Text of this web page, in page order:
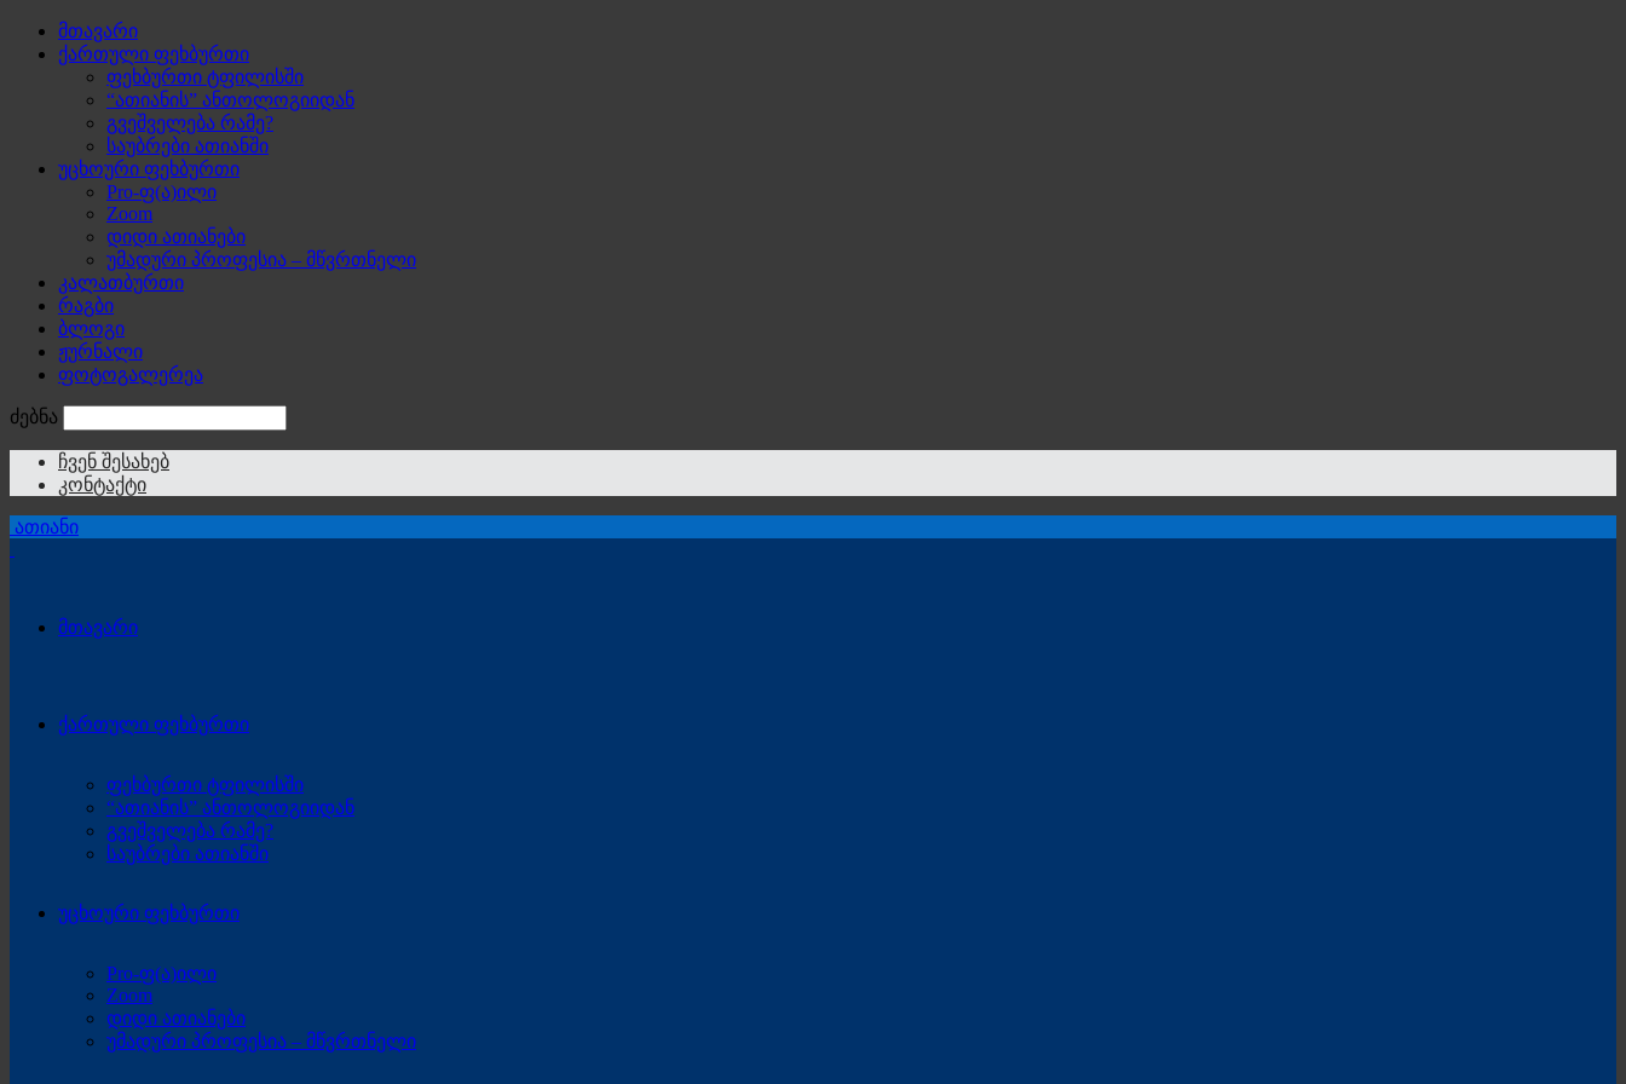
მთავარი
ქართული ფეხბურთი
ფეხბურთი ტფილისში
“ათიანის” ანთოლოგიიდან
გვეშველება რამე?
საუბრები ათიანში
უცხოური ფეხბურთი
Pro-ფ(ა)ილი
Zoom
დიდი ათიანები
უმადური პროფესია – მწვრთნელი
კალათბურთი
რაგბი
ბლოგი
ჟურნალი
ფოტოგალერეა
ძებნა
ჩვენ შესახებ
კონტაქტი
ათიანი
მთავარი
ქართული ფეხბურთი
ფეხბურთი ტფილისში
“ათიანის” ანთოლოგიიდან
გვეშველება რამე?
საუბრები ათიანში
უცხოური ფეხბურთი
Pro-ფ(ა)ილი
Zoom
დიდი ათიანები
უმადური პროფესია – მწვრთნელი